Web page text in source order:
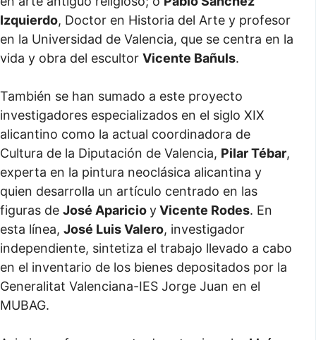
Izquierdo, Doctor en Historia del Arte y profesor
en la Universidad de Valencia, que se centra en la
vida y obra del escultor Vicente Bañuls.
También se han sumado a este proyecto
investigadores especializados en el siglo XIX
alicantino como la actual coordinadora de
Cultura de la Diputación de Valencia, Pilar Tébar,
experta en la pintura neoclásica alicantina y
quien desarrolla un artículo centrado en las
figuras de José AparicioyVicente Rodes. En
esta línea, José Luis Valero, investigador
independiente, sintetiza el trabajo llevado a cabo
en el inventario de los bienes depositados por la
Generalitat Valenciana-IES Jorge Juan en el
MUBAG.